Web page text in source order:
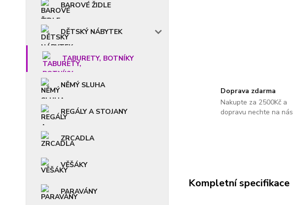
BAROVÉ ŽIDLE
DĚTSKÝ NÁBYTEK
TABURETY, BOTNÍKY
NĚMÝ SLUHA
REGÁLY A STOJANY
ZRCADLA
VĚŠÁKY
PARAVÁNY
Doprava zdarma
Nakupte za 2500Kč a
dopravu nechte na nás
Kompletní specifikace